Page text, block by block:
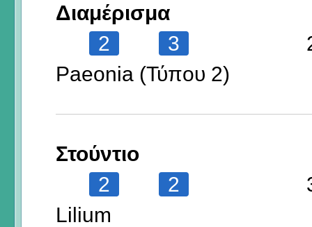
Διαμέρισμα
2
3
Paeonia (Τύπου 2)
Στούντιο
2
2
Lilium